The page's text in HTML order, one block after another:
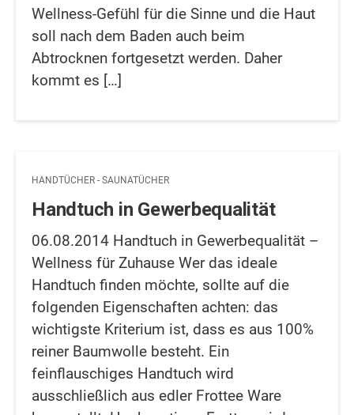
Wellness-Gefühl für die Sinne und die Haut
soll nach dem Baden auch beim
Abtrocknen fortgesetzt werden. Daher
kommt es […]
HANDTÜCHER - SAUNATÜCHER
Handtuch in Gewerbequalität
06.08.2014 Handtuch in Gewerbequalität –
Wellness für Zuhause Wer das ideale
Handtuch finden möchte, sollte auf die
folgenden Eigenschaften achten: das
wichtigste Kriterium ist, dass es aus 100%
reiner Baumwolle besteht. Ein
feinflauschiges Handtuch wird
ausschließlich aus edler Frottee Ware